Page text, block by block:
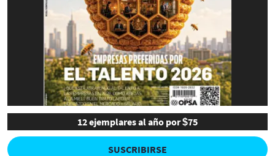
12 ejemplares al año por $75
SUSCRIBIRSE